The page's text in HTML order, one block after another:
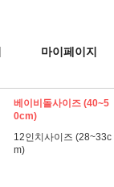
마이페이지
베이비돌사이즈 (40~5
0cm)
12인치사이즈 (28~33c
m)